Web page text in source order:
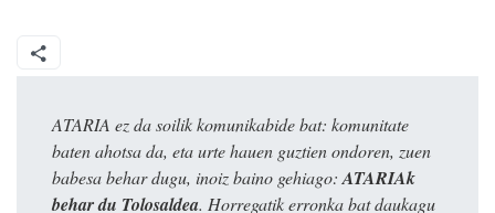
ATARIA ez da soilik komunikabide bat: komunitate
baten ahotsa da, eta urte hauen guztien ondoren, zuen
babesa behar dugu, inoiz baino gehiago: ATARIAk
behar du Tolosaldea. Horregatik erronka bat daukagu